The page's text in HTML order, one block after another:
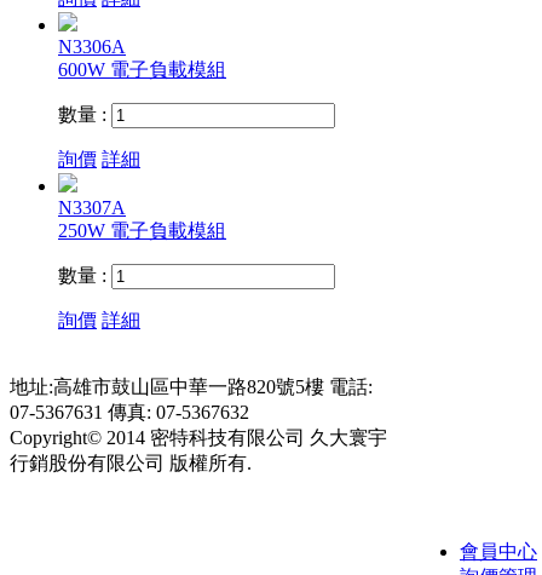
N3306A
600W 電子負載模組
數量 :
詢價 詳細
N3307A
250W 電子負載模組
數量 :
詢價 詳細
會員中心
地址:高雄市鼓山區中華一路820號5樓 電話:
07-5367631 傳真: 07-5367632
Copyright© 2014 密特科技有限公司 久大寰宇
行銷股份有限公司 版權所有.